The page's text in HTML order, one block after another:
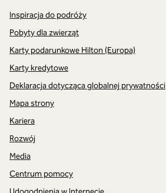
Inspiracja do podróży
Pobyty dla zwierząt
Karty podarunkowe Hilton (Europa)
Karty kredytowe
Deklaracja dotycząca globalnej prywatności
Mapa strony
Kariera
Rozwój
Media
Centrum pomocy